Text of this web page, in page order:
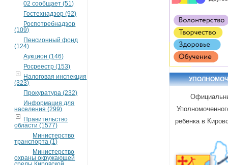
02 сообщает (51)
Гостехнадзор (92)
Роспотребнадзор
(109)
Пенсионный фонд
(124)
Аукцион (146)
Росреестр (153)
Налоговая инспекция
(323)
Прокуратура (232)
Информация для
населения (299)
Правительство
области (1577)
Министерство
транспорта (1)
Министерство
охраны окружающей
ребенка в